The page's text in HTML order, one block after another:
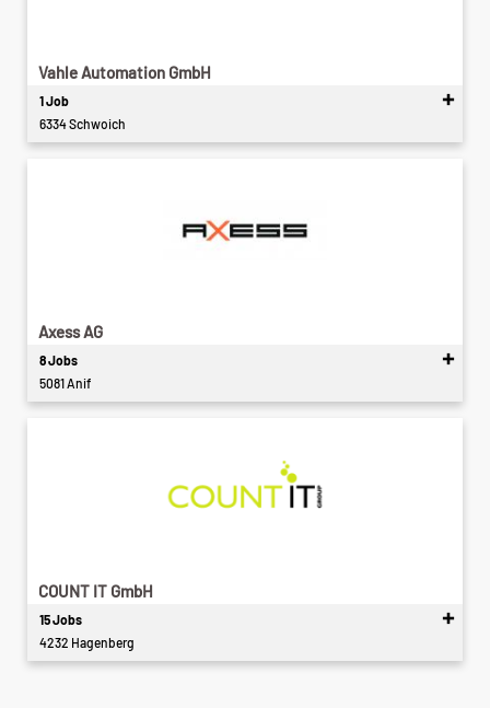
Vahle Automation GmbH
1 Job
6334 Schwoich
Axess AG
8 Jobs
5081 Anif
COUNT IT GmbH
15 Jobs
4232 Hagenberg